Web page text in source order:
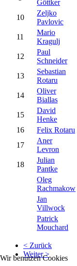
Göttker
10
Zeljko
Pavlovic
11
Mario
Kragulj
12
Paul
Schneider
13
Sebastian
Rotaru
14
Oliver
Biallas
15
David
Henke
16
Felix Rotaru
17
Aner
Levron
18
Julian
Pantke
Oleg
Rachmakow
Jan
Villwock
Patrick
Mouchard
< Zurück
Weiter >
Wir benutzen Cookies